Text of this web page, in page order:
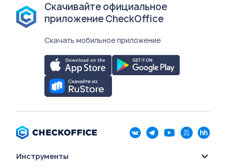
Скачивайте официальное
приложение CheckOffice
Скачать мобильное приложение
Инструменты